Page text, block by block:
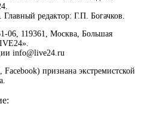
редактор: Г.П. Богачков.
06, 119361, Москва, Большая
info@live24.ru
признана экстремистской